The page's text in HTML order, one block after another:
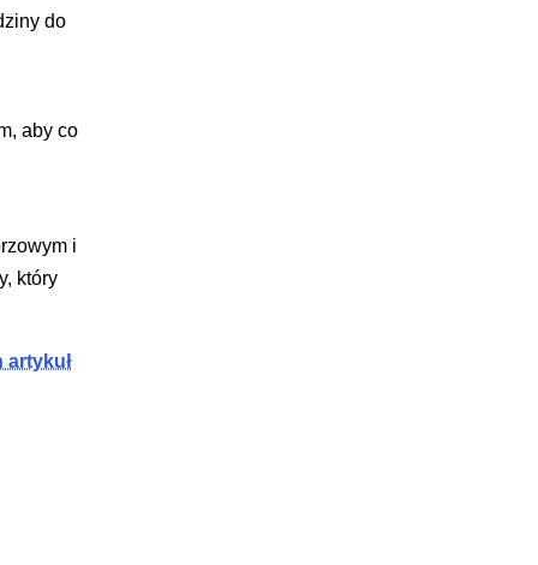
do
aby co
i
który
artykuł